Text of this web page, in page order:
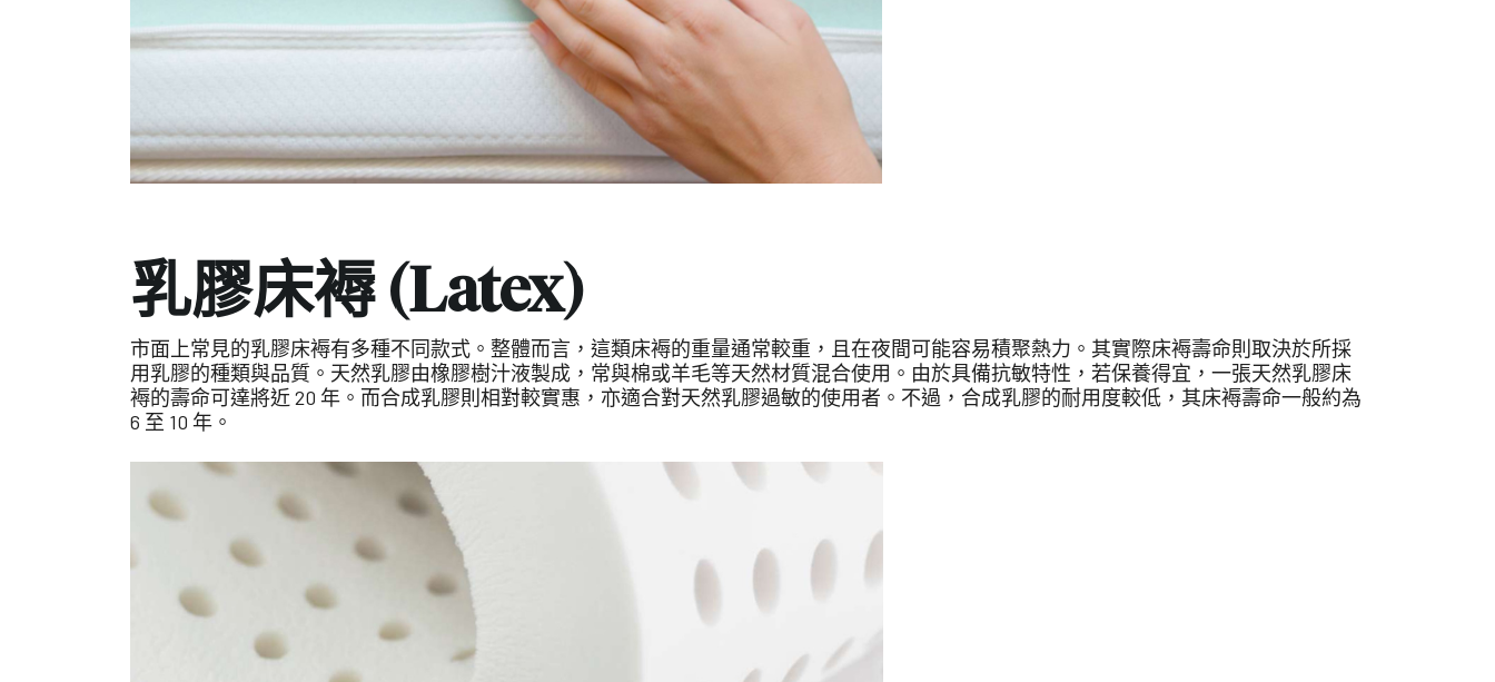
乳膠床褥 (Latex)
市面上常見的乳膠床褥有多種不同款式。整體而言，這類床褥的重量通常較重，且在夜間可能容易積聚熱力。其實際床褥壽命則取決於所採
用乳膠的種類與品質。天然乳膠由橡膠樹汁液製成，常與棉或羊毛等天然材質混合使用。由於具備抗敏特性，若保養得宜，一張天然乳膠床
褥的壽命可達將近 20 年。而合成乳膠則相對較實惠，亦適合對天然乳膠過敏的使用者。不過，合成乳膠的耐用度較低，其床褥壽命一般約為
6 至 10 年。